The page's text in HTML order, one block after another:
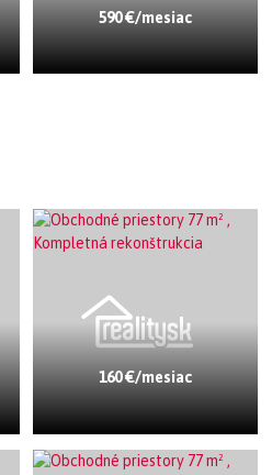
590 €/mesiac
160 €/mesiac